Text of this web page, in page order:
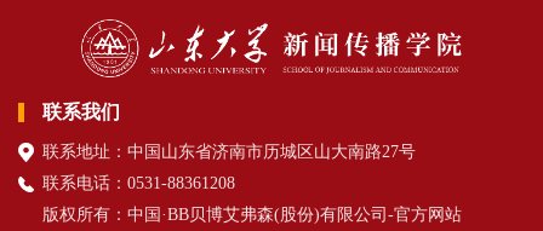
联系我们
联系地址：中国山东省济南市历城区山大南路27号
联系电话：0531-88361208
版权所有：中国·BB贝博艾弗森(股份)有限公司-官方网站